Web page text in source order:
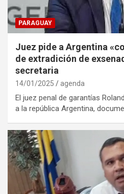
PARAGUAY
Juez pide a Argentina
de extradición de
secretaria
14/01/2025 agenda
El juez penal de garantías
a la república Argentina,